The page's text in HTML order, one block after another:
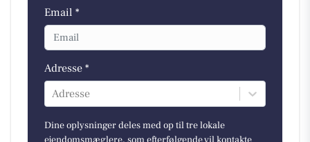
Email *
Adresse *
Adresse
Dine oplysninger deles med op til tre lokale